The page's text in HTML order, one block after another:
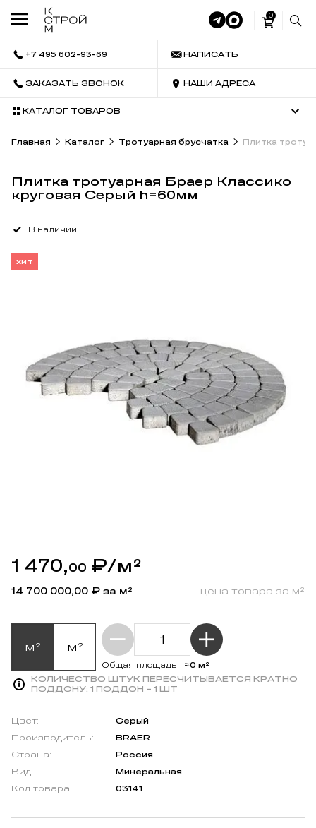
0
+7 495 602-93-69 НАПИСАТЬ
ЗАКАЗАТЬ ЗВОНОК НАШИ АДРЕСА
КАТАЛОГ ТОВАРОВ
Главная Каталог Тротуарная брусчатка Плитка
Плитка тротуарная Браер Классико
круговая Серый h=60мм
В наличии
ХИТ
1 470,00 ₽/м²
14 700 000,00 ₽ за м² цена товара за м²
м² м²
Общая площадь
≈0 м²
КОЛИЧЕСТВО ШТУК ПЕРЕСЧИТЫВАЕТСЯ КРАТНО
ПОДДОНУ: 1 ПОДДОН = 1 ШТ
Цвет:
Серый
Производитель:
BRAER
Страна:
Россия
Вид:
Минеральная
Код товара:
03141